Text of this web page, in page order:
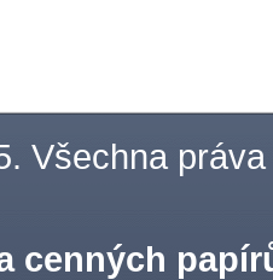
Všechna práva
cenných